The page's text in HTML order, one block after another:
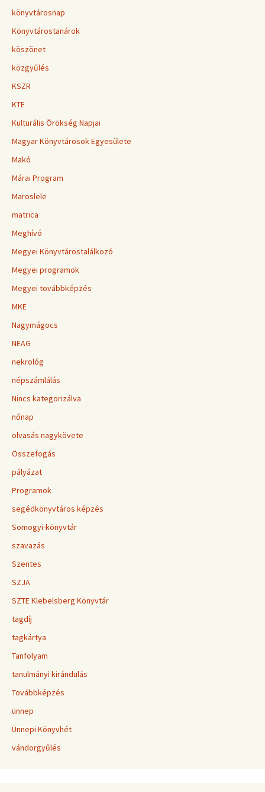
könyvtárosnap
Könyvtárostanárok
köszönet
közgyűlés
KSZR
KTE
Kulturális Örökség Napjai
Magyar Könyvtárosok Egyesülete
Makó
Márai Program
Maroslele
matrica
Meghívó
Megyei Könyvtárostalálkozó
Megyei programok
Megyei továbbképzés
MKE
Nagymágocs
NEAG
nekrológ
népszámlálás
Nincs kategorizálva
nőnap
olvasás nagykövete
Összefogás
pályázat
Programok
segédkönyvtáros képzés
Somogyi-könyvtár
szavazás
Szentes
SZJA
SZTE Klebelsberg Könyvtár
tagdíj
tagkártya
Tanfolyam
tanulmányi kirándulás
Továbbképzés
ünnep
Ünnepi Könyvhét
vándorgyűlés